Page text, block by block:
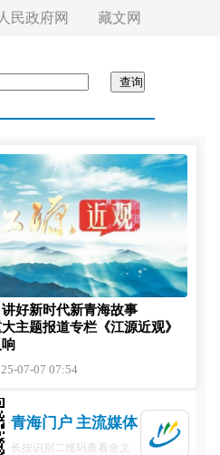
民政府网 藏文网
】在“中国夏都”...
国际公路自行车赛】科...
成长 奋楫扬帆启新程 ...
相约环青赛 逐梦共前...
】“全链条”监督——藏...
量发展调研行】青海德...
今日开幕
情 御风越岭绘青颜——第...
青，绘就健康青海新图...
好新时代新青海故事
主题报道专栏《江源近观》
07-07 07:54
青海门户 主流媒体
长按识别二维码查看全文